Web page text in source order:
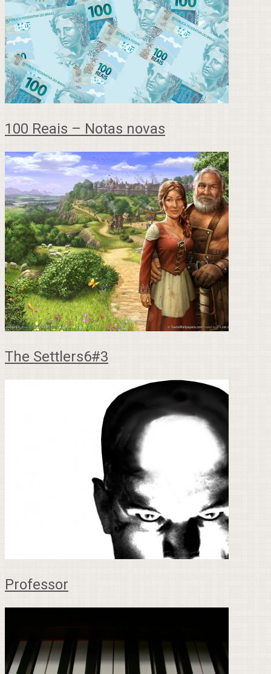
100 Reais – Notas novas
The Settlers6#3
Professor